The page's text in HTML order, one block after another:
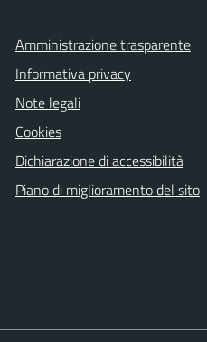
Amministrazione trasparente
Informativa privacy
Note legali
Cookies
Dichiarazione di accessibilità
Piano di miglioramento del sito